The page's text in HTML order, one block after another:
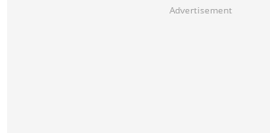
Advertisement